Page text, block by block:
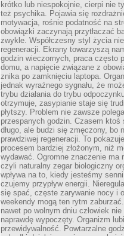
krótko lub niespokojnie, cierpi nie
też psychika. Pojawia się
motywacja, rośnie podatność na
obowiązki zaczynają przytłaczać
zwykle. Współczesny styl życia
regeneracji. Ekrany towarzyszą
godzin wieczornych, praca często
domu, a napięcie związane z
znika po zamknięciu laptopa.
jednak wyraźnego sygnału, że
trybu działania do trybu
otrzymuje, zasypianie staje się
płytszy. Problem nie zawsze
przespanych godzin. Czasem ktoś
długo, ale budzi się zmęczony, bo
prawdziwej regeneracji. To
procesem bardziej złożonym, niż
wydawać. Ogromne znaczenie ma
czyli naturalny zegar biologiczny
wpływa na to, kiedy jesteśmy
czujemy przypływ energii.
się spać, częste zarywanie nocy i
weekendy mogą ten rytm
nawet po wolnym dniu człowiek
naprawdę wypoczęty. Organizm lubi
przewidywalność. Powtarzalne